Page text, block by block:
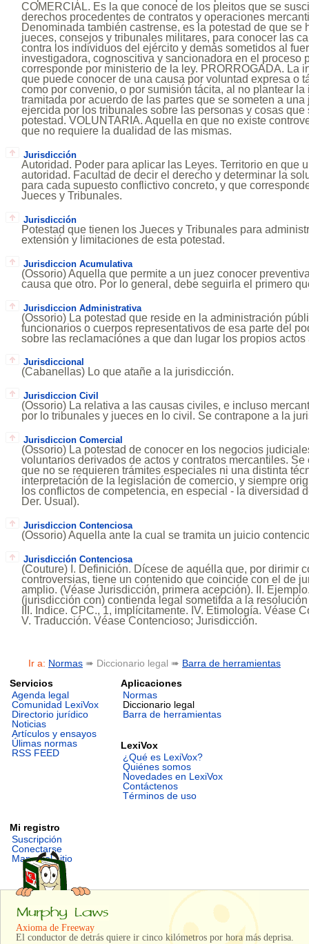
COMERCIAL. Es la que conoce de los pleitos que se
derechos procedentes de contratos y operaciones
Denominada también castrense, es la potestad de que se
jueces, consejos y tribunales militares, para conocer las
contra los individuos del ejército y demás sometidos al
investigadora, cognoscitiva y sancionadora en el proceso
corresponde por ministerio de la ley. PRORROGADA. La
que puede conocer de una causa por voluntad expresa o
como por convenio, o por sumisión tácita, al no plantear
tramitada por acuerdo de las partes que se someten a
ejercida por los tribunales sobre las personas y cosas que
potestad. VOLUNTARIA. Aquella en que no existe
que no requiere la dualidad de las mismas.
Jurisdicción
Autoridad. Poder para aplicar las Leyes. Territorio en que
autoridad. Facultad de decir el derecho y determinar la
para cada supuesto conflictivo concreto, y que
Jueces y Tribunales.
Jurisdicción
Potestad que tienen los Jueces y Tribunales para
extensión y limitaciones de esta potestad.
Jurisdiccion Acumulativa
(Ossorio) Aquella que permite a un juez conocer
causa que otro. Por lo general, debe seguirla el primero
Jurisdiccion Administrativa
(Ossorio) La potestad que reside en la administración
funcionarios o cuerpos representativos de esa parte del
sobre las reclamaciónes a que dan lugar los propios
Jurisdiccional
(Cabanellas) Lo que atañe a la jurisdicción.
Jurisdiccion Civil
(Ossorio) La relativa a las causas civiles, e incluso
por lo tribunales y jueces en lo civil. Se contrapone a la
Jurisdiccion Comercial
(Ossorio) La potestad de conocer en los negocios
voluntarios derivados de actos y contratos mercantiles.
que no se requieren trámites especiales ni una distinta
interpretación de la legislación de comercio, y siempre
los conflictos de competencia, en especial - la diversidad
Der. Usual).
Jurisdiccion Contenciosa
(Ossorio) Aquella ante la cual se tramita un juicio
Jurisdicción Contenciosa
(Couture) I. Definición. Dícese de aquélla que, por dirimir
controversias, tiene un contenido que coincide con el de
amplio. (Véase Jurisdicción, primera acepción). II.
(jurisdicción con) contienda legal sometifda a la
III. Indice. CPC., 1, implícitamente. IV. Etimología. Véase
V. Traducción. Véase Contencioso; Jurisdicción.
Ir a: Normas ➠ Diccionario legal ➠ Barra de herramientas
Servicios
Agenda legal
Comunidad LexiVox
Directorio jurídico
Noticias
Artículos y ensayos
Úlimas normas
RSS FEED
Aplicaciones
Normas
Diccionario legal
Barra de herramientas
LexiVox
¿Qué es LexiVox?
Quiénes somos
Novedades en LexiVox
Contáctenos
Términos de uso
Mi registro
Suscripción
Conectarse
Mapa del sitio
Axioma de Freeway
El conductor de detrás quiere ir cinco kilómetros por hora más deprisa.